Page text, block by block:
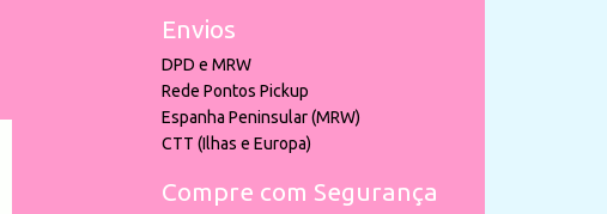
Envios
DPD e MRW
Rede Pontos Pickup
Espanha Peninsular (MRW)
CTT (Ilhas e Europa)
Compre com Segurança